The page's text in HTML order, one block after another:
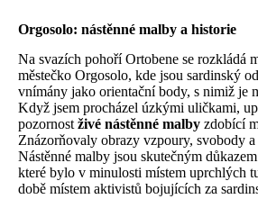
Orgosolo: nástěnné malby a historie
Na svazích pohoří Ortobene se rozkládá
městečko Orgosolo, kde jsou sardinský
vnímány jako orientační body, s nimiž je
Když jsem procházel úzkými uličkami,
pozornost živé nástěnné malby zdobící
Znázorňovaly obrazy vzpoury, svobody a
Nástěnné malby jsou skutečným
které bylo v minulosti místem uprchlých
době místem aktivistů bojujících za